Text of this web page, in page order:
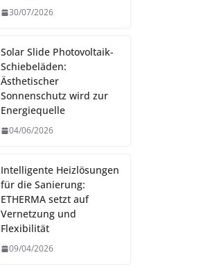
30/07/2026
Solar Slide Photovoltaik-
Schiebeläden:
Ästhetischer
Sonnenschutz wird zur
Energiequelle
04/06/2026
Intelligente Heizlösungen
für die Sanierung:
ETHERMA setzt auf
Vernetzung und
Flexibilität
09/04/2026